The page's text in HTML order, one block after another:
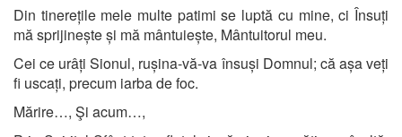
Din tinerețile mele multe patimi se luptă cu mine, ci Însuți
mă sprijinește și mă mântuiește, Mântuitorul meu.
Cei ce urâți Sionul, rușina-vă-va însuși Domnul; că așa veți
fi uscați, precum iarba de foc.
Mărire…, Şi acum…,